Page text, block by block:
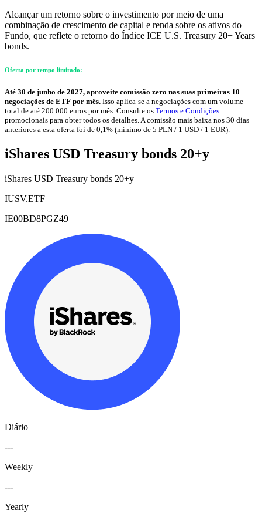
Alcançar um retorno sobre o investimento por meio de uma
combinação de crescimento de capital e renda sobre os ativos do
Fundo, que reflete o retorno do Índice ICE U.S. Treasury 20+ Years
bonds.
Oferta por tempo limitado:
Até 30 de junho de 2027, aproveite comissão zero nas suas primeiras 10
negociações de ETF por mês. Isso aplica-se a negociações com um volume
total de até 200.000 euros por mês. Consulte os Termos e Condições
promocionais para obter todos os detalhes. A comissão mais baixa nos 30 dias
anteriores a esta oferta foi de 0,1% (mínimo de 5 PLN / 1 USD / 1 EUR).
iShares USD Treasury bonds 20+y
iShares USD Treasury bonds 20+y
IUSV.ETF
IE00BD8PGZ49
Diário
---
Weekly
---
Yearly